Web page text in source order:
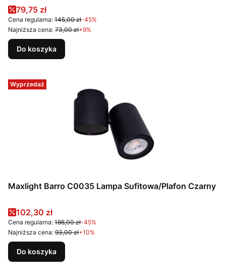
Cena promocyjna
79,75 zł
Cena regularna: 145,00 zł-45%
Najniższa cena: 73,00 zł+9%
Do koszyka
Wyprzedaż
Maxlight Barro C0035 Lampa Sufitowa/Plafon Czarny
Cena promocyjna
102,30 zł
Cena regularna: 186,00 zł-45%
Najniższa cena: 93,00 zł+10%
Do koszyka